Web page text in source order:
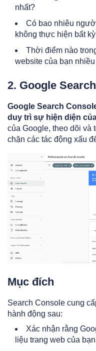
nhất?
Có bao nhiêu
không thực hiện bất
Thời điểm nào
website của bạn nhiều
2. Google
Google Search
duy trì sự hiện diện
của Google, theo dõi và
chặn các tác động xấu
Mục đích
Search Console cung
hành động sau:
Xác nhận rằng
liệu trang web của